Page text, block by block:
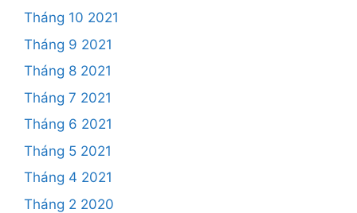
Tháng 10 2021
Tháng 9 2021
Tháng 8 2021
Tháng 7 2021
Tháng 6 2021
Tháng 5 2021
Tháng 4 2021
Tháng 2 2020